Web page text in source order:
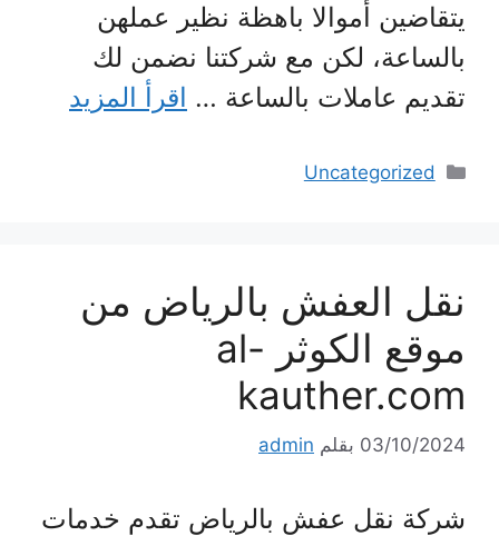
يتقاضين أموالا باهظة نظير عملهن
بالساعة، لكن مع شركتنا نضمن لك
تقديم عاملات بالساعة … اقرأ المزيد
التصنيفات
Uncategorized
نقل العفش بالرياض من
موقع الكوثر al-
kauther.com
03/10/2024 بقلم admin
شركة نقل عفش بالرياض تقدم خدمات